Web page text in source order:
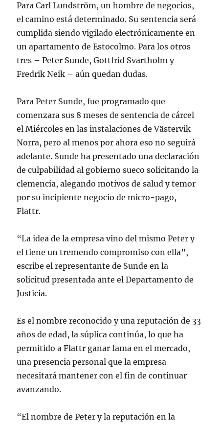
Para Carl Lundström, un hombre de negocios,
el camino está determinado. Su sentencia será
cumplida siendo vigilado electrónicamente en
un apartamento de Estocolmo. Para los otros
tres – Peter Sunde, Gottfrid Svartholm y
Fredrik Neik – aún quedan dudas.
Para Peter Sunde, fue programado que
comenzara sus 8 meses de sentencia de cárcel
el Miércoles en las instalaciones de Västervik
Norra, pero al menos por ahora eso no seguirá
adelante. Sunde ha presentado una declaración
de culpabilidad al gobierno sueco solicitando la
clemencia, alegando motivos de salud y temor
por su incipiente negocio de micro-pago,
Flattr.
“La idea de la empresa vino del mismo Peter y
el tiene un tremendo compromiso con ella”,
escribe el representante de Sunde en la
solicitud presentada ante el Departamento de
Justicia.
Es el nombre reconocido y una reputación de 33
años de edad, la súplica continúa, lo que ha
permitido a Flattr ganar fama en el mercado,
una presencia personal que la empresa
necesitará mantener con el fin de continuar
avanzando.
“El nombre de Peter y la reputación en la